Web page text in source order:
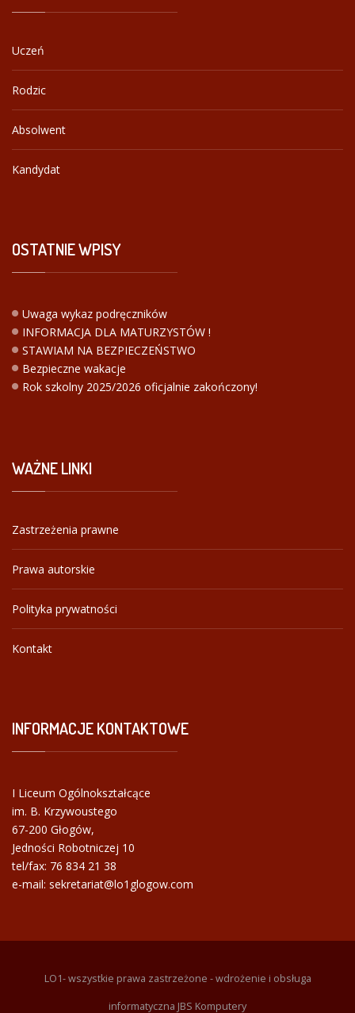
Uczeń
Rodzic
Absolwent
Kandydat
OSTATNIEWPISY
Uwaga wykaz podręczników
INFORMACJA DLA MATURZYSTÓW !
STAWIAM NA BEZPIECZEŃSTWO
Bezpieczne wakacje
Rok szkolny 2025/2026 oficjalnie zakończony!
WAŻNELINKI
Zastrzeżenia prawne
Prawa autorskie
Polityka prywatności
Kontakt
INFORMACJEKONTAKTOWE
I Liceum Ogólnokształcące
im. B. Krzywoustego
67-200 Głogów,
Jedności Robotniczej 10
tel/fax: 76 834 21 38
e-mail: sekretariat@lo1glogow.com
LO1- wszystkie prawa zastrzeżone - wdrożenie i obsługa
informatyczna JBS Komputery